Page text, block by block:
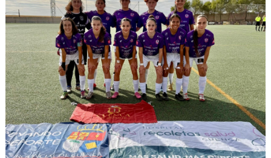
NOTICIAS
CONTACTO